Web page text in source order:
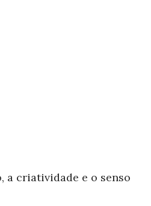
a criatividade e o senso